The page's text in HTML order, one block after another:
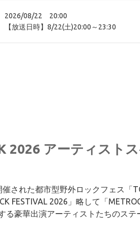
2026/08/22 20:00
【放送日時】8/22(土)20:00～23:30
2026 アーティスト
された都市型野外ロックフェス「
FESTIVAL 2026」略して「
る豪華出演アーティストたちのステ